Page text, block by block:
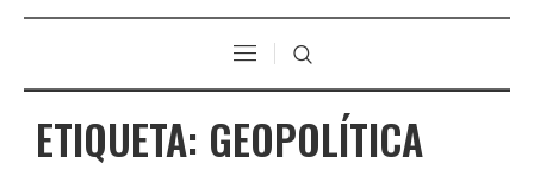
ETIQUETA: GEOPOLÍTICA